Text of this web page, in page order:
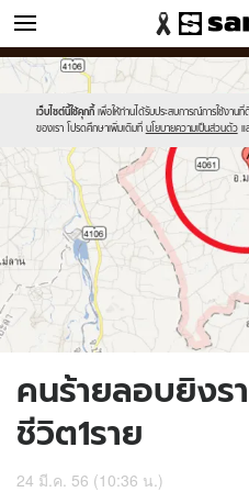
ข่าว
เว็บไซต์นี้ใช้คุกกี้ เพื่อให้ท่านได้รับประสบการณ์การใช้งาน
ของเรา โปรดศึกษาเพิ่มเติมที่ นโยบายความเป็นส่วนตัว แ
Sanook
//s.isanook.com/sr/0/images/logo-
new-
sanook.png
600
60
//s.isanook.com/ns/0/ud/235/
คนร้ายลอบยิงร
ชีวิต1ราย
24 มี.ค. 56 (10:36 น.)